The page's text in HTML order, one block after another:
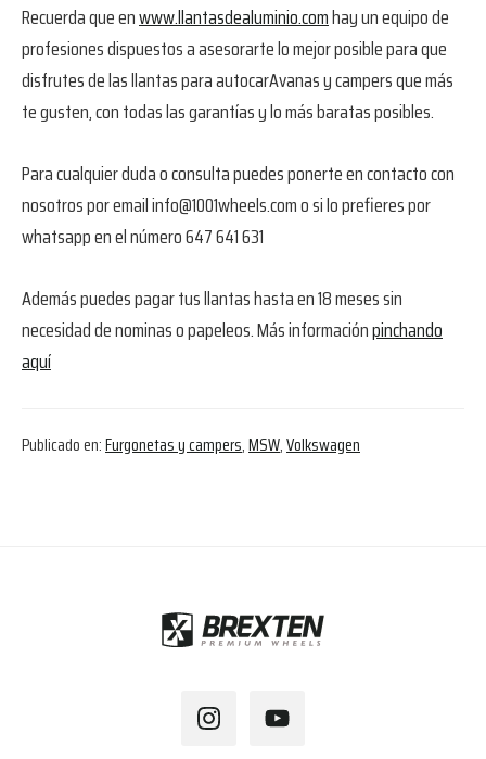
Recuerda que enwww.llantasdealuminio.comhay un equipo de
profesiones dispuestos a asesorarte lo mejor posible para que
disfrutes de las llantas para autocarAvanas y campers que más
te gusten, con todas las garantías y lo más baratas posibles.
Para cualquier duda o consulta puedes ponerte en contacto con
nosotros por email info@1001wheels.com o si lo prefieres por
whatsapp en el número 647 641 631
Además puedes pagar tus llantas hasta en 18 meses sin
necesidad de nominas o papeleos. Más informaciónpinchando
aquí
Publicado en:Furgonetas y campers,MSW,Volkswagen